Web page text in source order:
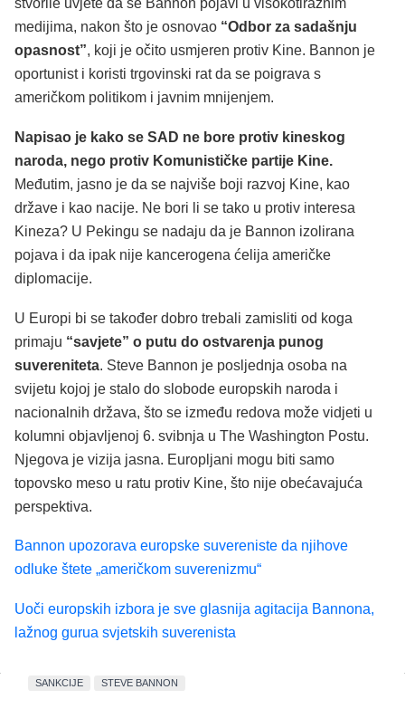
stvorile uvjete da se Bannon pojavi u visokotiražnim
medijima, nakon što je osnovao “Odbor za sadašnju
opasnost”, koji je očito usmjeren protiv Kine. Bannon je
oportunist i koristi trgovinski rat da se poigrava s
američkom politikom i javnim mnijenjem.
Napisao je kako se SAD ne bore protiv kineskog
naroda, nego protiv Komunističke partije Kine.
Međutim, jasno je da se najviše boji razvoj Kine, kao
države i kao nacije. Ne bori li se tako u protiv interesa
Kineza? U Pekingu se nadaju da je Bannon izolirana
pojava i da ipak nije kancerogena ćelija američke
diplomacije.
U Europi bi se također dobro trebali zamisliti od koga
primaju “savjete” o putu do ostvarenja punog
suvereniteta. Steve Bannon je posljednja osoba na
svijetu kojoj je stalo do slobode europskih naroda i
nacionalnih država, što se između redova može vidjeti u
kolumni objavljenoj 6. svibnja u The Washington Postu.
Njegova je vizija jasna. Europljani mogu biti samo
topovsko meso u ratu protiv Kine, što nije obećavajuća
perspektiva.
Bannon upozorava europske suvereniste da njihove
odluke štete „američkom suverenizmu“
Uoči europskih izbora je sve glasnija agitacija Bannona,
lažnog gurua svjetskih suverenista
SANKCIJE STEVE BANNON